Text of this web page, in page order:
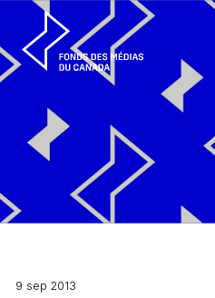
Aller au contenu
9 sep 2013